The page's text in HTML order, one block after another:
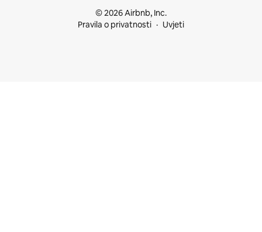
© 2026 Airbnb, Inc.
Pravila o privatnosti
Uvjeti